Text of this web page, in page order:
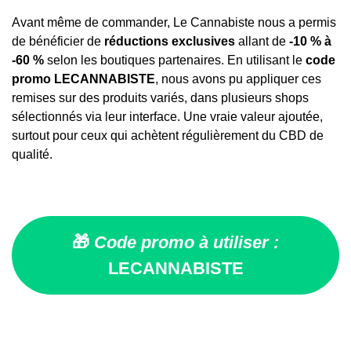
Avant même de commander, Le Cannabiste nous a permis
de bénéficier de réductions exclusives allant de -10 % à
-60 % selon les boutiques partenaires. En utilisant le code
promo LECANNABISTE, nous avons pu appliquer ces
remises sur des produits variés, dans plusieurs shops
sélectionnés via leur interface. Une vraie valeur ajoutée,
surtout pour ceux qui achètent régulièrement du CBD de
qualité.
🎁 Code promo à utiliser :
LECANNABISTE